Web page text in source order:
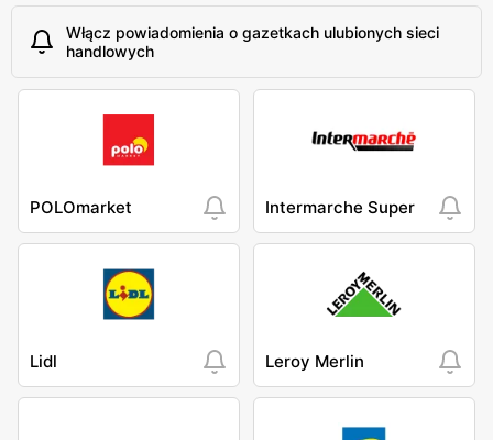
Włącz powiadomienia o gazetkach ulubionych sieci
handlowych
POLOmarket Intermarche Super
Lidl Leroy Merlin